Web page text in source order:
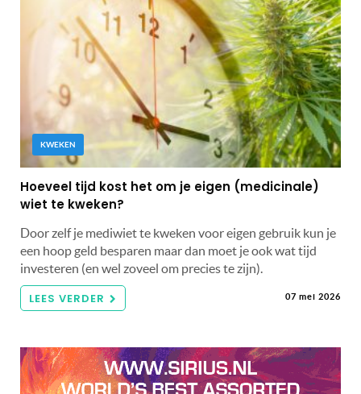
KWEKEN
Hoeveel tijd kost het om je eigen (medicinale)
wiet te kweken?
Door zelf je mediwiet te kweken voor eigen gebruik kun je
een hoop geld besparen maar dan moet je ook wat tijd
investeren (en wel zoveel om precies te zijn).
LEES VERDER 07 mei 2026